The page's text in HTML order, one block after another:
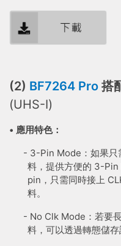
(2) BF7264 Pro 搭
(UHS-I)
• 應用特色：
- 3-Pin Mode：如果只
料，提供方便的 3-Pin
pin，只需同時接上
料。
- No Clk Mode：若要
料，可以透過轉態儲